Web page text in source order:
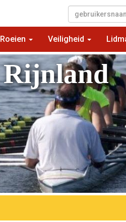
Roeien Veiligheid
Rijnland